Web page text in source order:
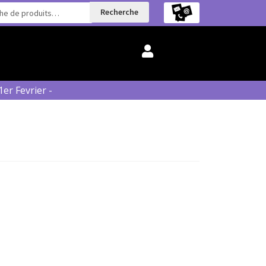
Recherche
Fevrier -